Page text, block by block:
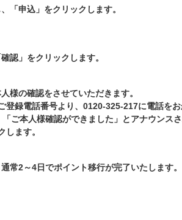
「申込」をクリックします。
認」をクリックします。
様の確認をさせていただきます。
録電話番号より、0120-325-217に電話を
ご本人様確認ができました」とアナウンス
します。
常2～4日でポイント移行が完了いたします。